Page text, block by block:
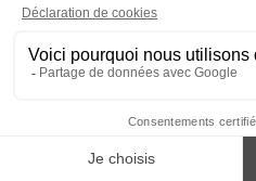
Les complément alimentaires doivent être
ne pas être utilisés comme substituts